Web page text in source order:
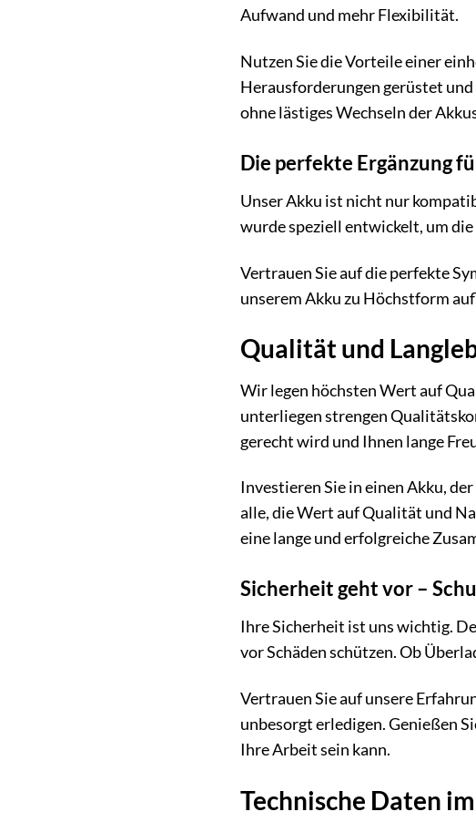
Aufwand und mehr Flexibilität.
Nutzen Sie die Vorteile einer
Herausforderungen gerüstet
ohne lästiges Wechseln der
Die perfekte Ergänzung
Unser Akku ist nicht nur
wurde speziell entwickelt, um
Vertrauen Sie auf die perfekte
unserem Akku zu Höchstform
Qualität und
Wir legen höchsten Wert auf
unterliegen strengen
gerecht wird und Ihnen lange
Investieren Sie in einen Akku,
alle, die Wert auf Qualität und
eine lange und erfolgreiche
Sicherheit geht vor –
Ihre Sicherheit ist uns wichtig.
vor Schäden schützen. Ob
Vertrauen Sie auf unsere
unbesorgt erledigen. Genießen
Ihre Arbeit sein kann.
Technische Daten